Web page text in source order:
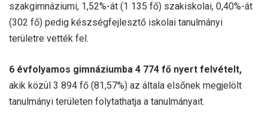
szakgimnáziumi, 1,52%-át (1 135 fő) szakiskolai, 0,40%-át
(302 fő) pedig készségfejlesztő iskolai tanulmányi
területre vették fel.
6 évfolyamos gimnáziumba 4 774 fő nyert felvételt,
akik közül 3 894 fő (81,57%) az általa elsőnek megjelölt
tanulmányi területen folytathatja a tanulmányait.